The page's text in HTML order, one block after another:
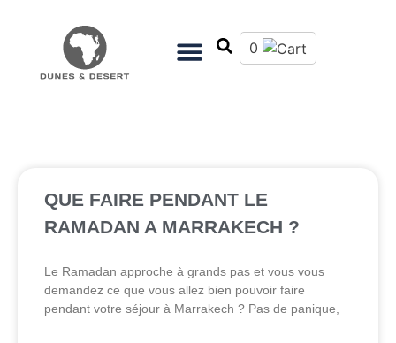
0
QUE FAIRE PENDANT LE
RAMADAN A MARRAKECH ?
Le Ramadan approche à grands pas et vous vous
demandez ce que vous allez bien pouvoir faire
pendant votre séjour à Marrakech ? Pas de panique,